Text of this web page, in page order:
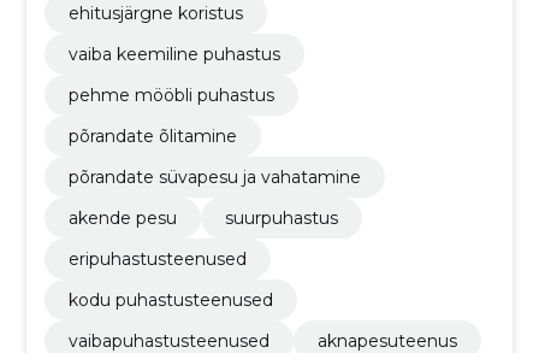
ehitusjärgne koristus
vaiba keemiline puhastus
pehme mööbli puhastus
põrandate õlitamine
põrandate süvapesu ja vahatamine
akende pesu
suurpuhastus
eripuhastusteenused
kodu puhastusteenused
vaibapuhastusteenused
aknapesuteenus